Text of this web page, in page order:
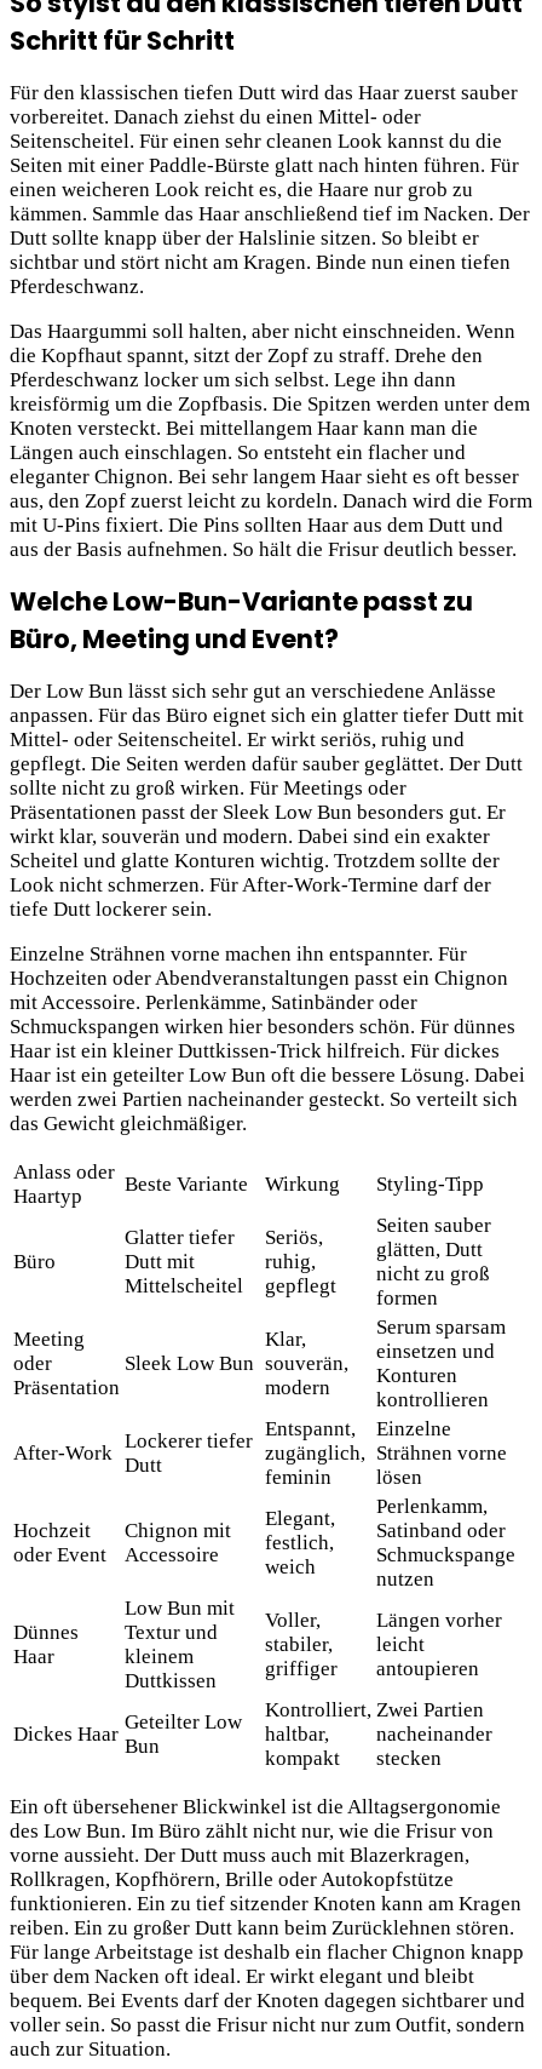
Schritt für Schritt
Für den klassischen tiefen Dutt wird das Haar zuerst sauber
vorbereitet. Danach ziehst du einen Mittel- oder
Seitenscheitel. Für einen sehr cleanen Look kannst du die
Seiten mit einer Paddle-Bürste glatt nach hinten führen. Für
einen weicheren Look reicht es, die Haare nur grob zu
kämmen. Sammle das Haar anschließend tief im Nacken. Der
Dutt sollte knapp über der Halslinie sitzen. So bleibt er
sichtbar und stört nicht am Kragen. Binde nun einen tiefen
Pferdeschwanz.
Das Haargummi soll halten, aber nicht einschneiden. Wenn
die Kopfhaut spannt, sitzt der Zopf zu straff. Drehe den
Pferdeschwanz locker um sich selbst. Lege ihn dann
kreisförmig um die Zopfbasis. Die Spitzen werden unter dem
Knoten versteckt. Bei mittellangem Haar kann man die
Längen auch einschlagen. So entsteht ein flacher und
eleganter Chignon. Bei sehr langem Haar sieht es oft besser
aus, den Zopf zuerst leicht zu kordeln. Danach wird die Form
mit U-Pins fixiert. Die Pins sollten Haar aus dem Dutt und
aus der Basis aufnehmen. So hält die Frisur deutlich besser.
Welche Low-Bun-Variante passt zu
Büro, Meeting und Event?
Der Low Bun lässt sich sehr gut an verschiedene Anlässe
anpassen. Für das Büro eignet sich ein glatter tiefer Dutt mit
Mittel- oder Seitenscheitel. Er wirkt seriös, ruhig und
gepflegt. Die Seiten werden dafür sauber geglättet. Der Dutt
sollte nicht zu groß wirken. Für Meetings oder
Präsentationen passt der Sleek Low Bun besonders gut. Er
wirkt klar, souverän und modern. Dabei sind ein exakter
Scheitel und glatte Konturen wichtig. Trotzdem sollte der
Look nicht schmerzen. Für After-Work-Termine darf der
tiefe Dutt lockerer sein.
Einzelne Strähnen vorne machen ihn entspannter. Für
Hochzeiten oder Abendveranstaltungen passt ein Chignon
mit Accessoire. Perlenkämme, Satinbänder oder
Schmuckspangen wirken hier besonders schön. Für dünnes
Haar ist ein kleiner Duttkissen-Trick hilfreich. Für dickes
Haar ist ein geteilter Low Bun oft die bessere Lösung. Dabei
werden zwei Partien nacheinander gesteckt. So verteilt sich
das Gewicht gleichmäßiger.
Anlass oder
Haartyp
Beste Variante Wirkung Styling-Tipp
Büro
Glatter tiefer
Dutt mit
Mittelscheitel
Seriös,
ruhig,
gepflegt
Seiten sauber
glätten, Dutt
nicht zu groß
formen
Meeting
oder
Präsentation
Sleek Low Bun
Klar,
souverän,
modern
Serum sparsam
einsetzen und
Konturen
kontrollieren
After-Work
Lockerer tiefer
Dutt
Entspannt,
zugänglich,
feminin
Einzelne
Strähnen vorne
lösen
Hochzeit
oder Event
Chignon mit
Accessoire
Elegant,
festlich,
weich
Perlenkamm,
Satinband oder
Schmuckspange
nutzen
Dünnes
Haar
Low Bun mit
Textur und
kleinem
Duttkissen
Voller,
stabiler,
griffiger
Längen vorher
leicht
antoupieren
Dickes Haar
Geteilter Low
Bun
Kontrolliert,
haltbar,
kompakt
Zwei Partien
nacheinander
stecken
Ein oft übersehener Blickwinkel ist die Alltagsergonomie
des Low Bun. Im Büro zählt nicht nur, wie die Frisur von
vorne aussieht. Der Dutt muss auch mit Blazerkragen,
Rollkragen, Kopfhörern, Brille oder Autokopfstütze
funktionieren. Ein zu tief sitzender Knoten kann am Kragen
reiben. Ein zu großer Dutt kann beim Zurücklehnen stören.
Für lange Arbeitstage ist deshalb ein flacher Chignon knapp
über dem Nacken oft ideal. Er wirkt elegant und bleibt
bequem. Bei Events darf der Knoten dagegen sichtbarer und
voller sein. So passt die Frisur nicht nur zum Outfit, sondern
auch zur Situation.